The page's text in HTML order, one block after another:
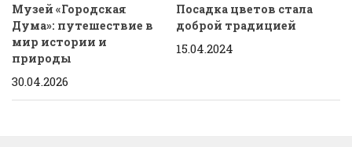
Музей «Городская
Дума»: путешествие в
мир истории и
природы
30.04.2026
Посадка цветов стала
доброй традицией
15.04.2024